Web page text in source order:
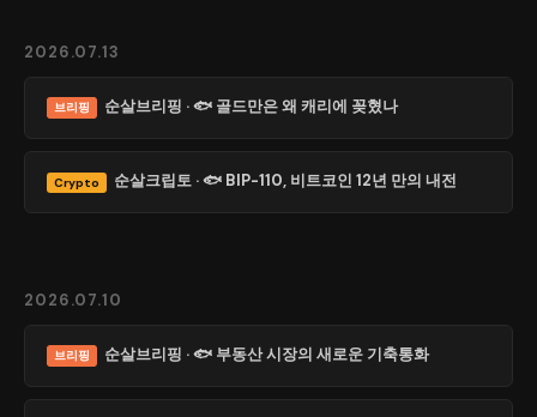
2026.07.13
브리핑 순살브리핑 · 🐟 골드만은 왜 캐리에 꽂혔나
Crypto 순살크립토 · 🐟 BIP-110, 비트코인 12년 만의 내전
2026.07.10
브리핑 순살브리핑 · 🐟 부동산 시장의 새로운 기축통화